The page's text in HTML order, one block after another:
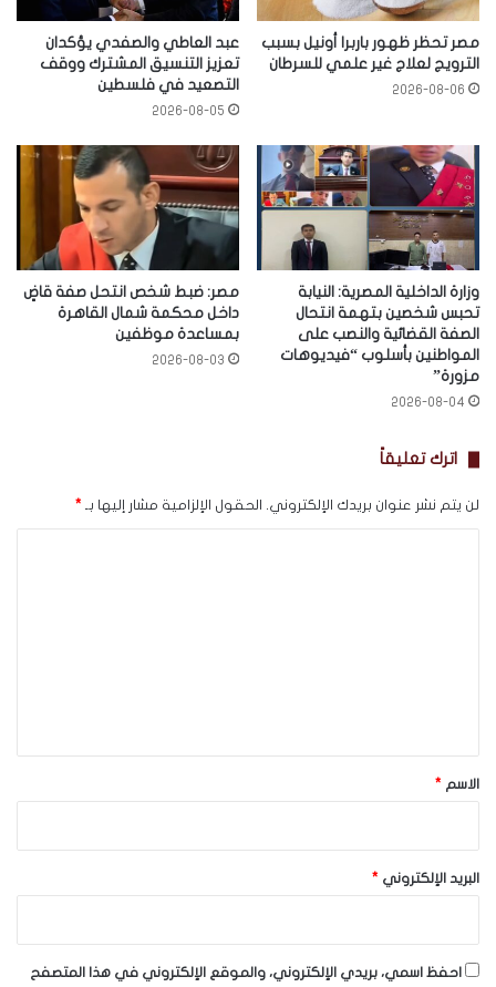
مصر تحظر ظهور باربرا أونيل بسبب
الترويج لعلاج غير علمي للسرطان
2026-08-06
عبد العاطي والصفدي يؤكدان
تعزيز التنسيق المشترك ووقف
التصعيد في فلسطين
2026-08-05
وزارة الداخلية المصرية: النيابة
تحبس شخصين بتهمة انتحال
الصفة القضائية والنصب على
المواطنين بأسلوب “فيديوهات
مزورة”
2026-08-04
مصر: ضبط شخص انتحل صفة قاضٍ
داخل محكمة شمال القاهرة
بمساعدة موظفين
2026-08-03
اترك تعليقاً
لن يتم نشر عنوان بريدك الإلكتروني. الحقول الإلزامية مشار إليها بـ *
*الاسم *
البريد الإلكتروني *
احفظ اسمي، بريدي الإلكتروني، والموقع الإلكتروني في هذا المتصفح